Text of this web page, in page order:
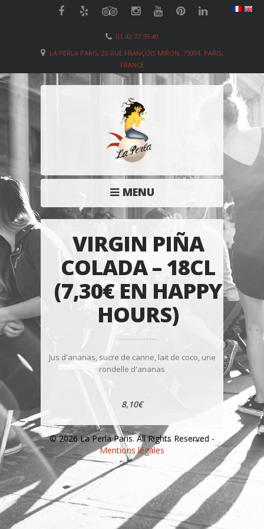
01 42 77 59 40
LA PERLA PARIS, 26 RUE FRANÇOIS MIRON, 75004, PARIS,
FRANCE
MENU
VIRGIN PIÑA
COLADA – 18CL
(7,30€ EN HAPPY
HOURS)
Jus d'ananas, sucre de canne, lait de coco, une
rondelle d'ananas
8,10€
© 2026 La Perla Paris. All Rights Reserved -
Mentions légales